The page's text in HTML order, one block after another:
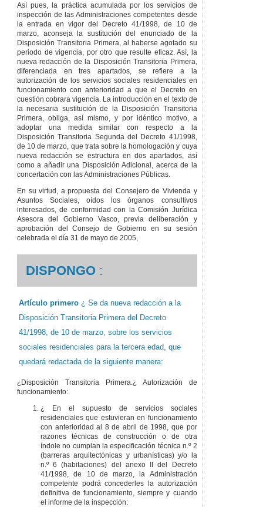
Así pues, la práctica acumulada por los servicios de
inspección de las Administraciones competentes desde
la entrada en vigor del Decreto 41/1998, de 10 de
marzo, aconseja la sustitución del enunciado de la
Disposición Transitoria Primera, al haberse agotado su
periodo de vigencia, por otro que resulte eficaz. Así, la
nueva redacción de la Disposición Transitoria Primera,
diferenciada en tres apartados, se refiere a la
autorización de los servicios sociales residenciales en
funcionamiento con anterioridad a que el Decreto en
cuestión cobrara vigencia. La introducción en el texto de
la necesaria sustitución de la Disposición Transitoria
Primera, obliga, así mismo, y por idéntico motivo, a
adoptar una medida similar con respecto a la
Disposición Transitoria Segunda del Decreto 41/1998,
de 10 de marzo, que trata sobre la homologación y cuya
nueva redacción se estructura en dos apartados, así
como a añadir una Disposición Adicional, acerca de la
concertación con las Administraciones Públicas.
En su virtud, a propuesta del Consejero de Vivienda y
Asuntos Sociales, oídos los órganos consultivos
interesados, de conformidad con la Comisión Jurídica
Asesora del Gobierno Vasco, previa deliberación y
aprobación del Consejo de Gobierno en su sesión
celebrada el día 31 de mayo de 2005,
DISPONGO :
Artículo primero ¿ Se da nueva redacción a la
Disposición Transitoria Primera del Decreto
41/1998, de 10 de marzo, sobre los servicios
sociales residenciales para la tercera edad, que
quedará redactada de la siguiente manera:
¿Disposición Transitoria Primera.¿ Autorización de
funcionamiento:
¿ En el supuesto de servicios sociales
residenciales que estuvieran en funcionamiento
con anterioridad al 8 de abril de 1998, que por
razones técnicas de construcción o de otra
índole no cumplan la especificación técnica n.º 2
(barreras arquitectónicas y urbanísticas) y/o la
n.º 6 (habitaciones) del anexo II del Decreto
41/1998, de 10 de marzo, la Administración
competente podrá concederles la autorización
definitiva de funcionamiento, siempre y cuando
el informe de la inspección: